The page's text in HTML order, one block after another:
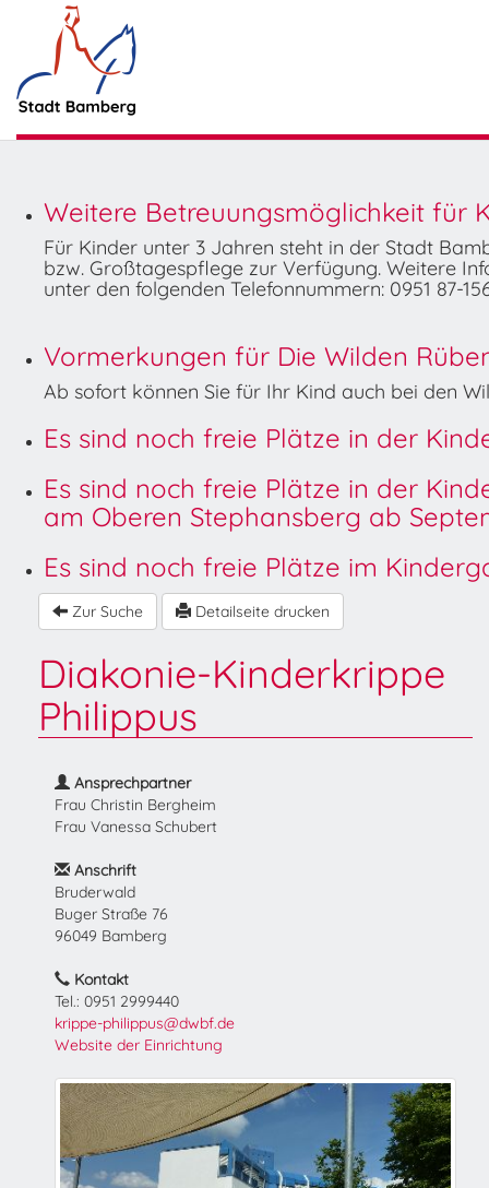
Weitere Betreuungsmöglichkeit für
Für Kinder unter 3 Jahren steht in der Stadt
bzw. Großtagespflege zur Verfügung. Weitere
unter den folgenden Telefonnummern: 0951 87-
Vormerkungen für Die Wilden
Ab sofort können Sie für Ihr Kind auch bei den
Es sind noch freie Plätze in der
Es sind noch freie Plätze in der
am Oberen Stephansberg ab
Es sind noch freie Plätze im
Zur Suche Detailseite drucken
Diakonie-Kinderkrippe
Philippus
Ansprechpartner
Frau Christin Bergheim
Frau Vanessa Schubert
Anschrift
Bruderwald
Buger Straße 76
96049 Bamberg
Kontakt
Tel.: 0951 2999440
krippe-philippus@dwbf.de
Website der Einrichtung